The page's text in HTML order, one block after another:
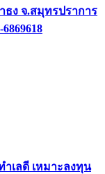
ธง จ.สมุทรปราการ
เลดี เหมาะลงทุน